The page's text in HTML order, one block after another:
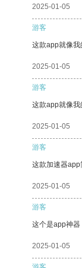
2025-01-05
游客
这款app就像我
2025-01-05
游客
这款app就像我
2025-01-05
游客
这款加速器app
2025-01-05
游客
这个是app神器
2025-01-05